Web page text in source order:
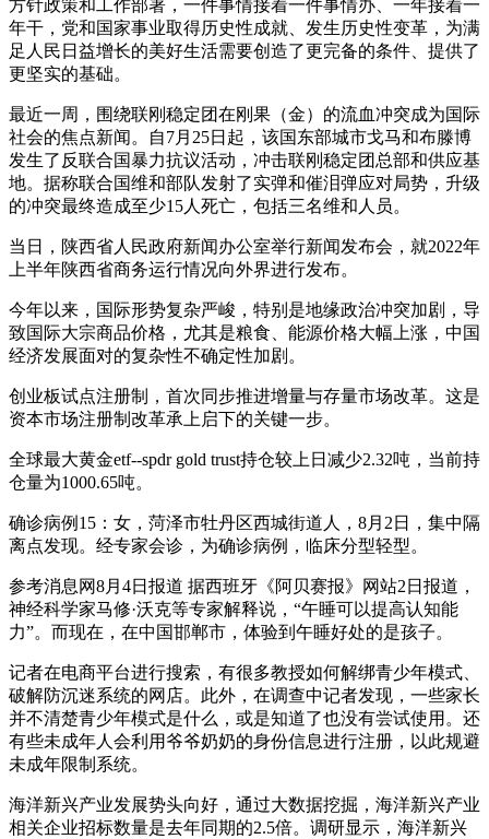
方针政策和工作部署，一件事情接着一件事情办、一年接着一
年干，党和国家事业取得历史性成就、发生历史性变革，为满
足人民日益增长的美好生活需要创造了更完备的条件、提供了
更坚实的基础。
最近一周，围绕联刚稳定团在刚果（金）的流血冲突成为国际
社会的焦点新闻。自7月25日起，该国东部城市戈马和布滕博
发生了反联合国暴力抗议活动，冲击联刚稳定团总部和供应基
地。据称联合国维和部队发射了实弹和催泪弹应对局势，升级
的冲突最终造成至少15人死亡，包括三名维和人员。
当日，陕西省人民政府新闻办公室举行新闻发布会，就2022年
上半年陕西省商务运行情况向外界进行发布。
今年以来，国际形势复杂严峻，特别是地缘政治冲突加剧，导
致国际大宗商品价格，尤其是粮食、能源价格大幅上涨，中国
经济发展面对的复杂性不确定性加剧。
创业板试点注册制，首次同步推进增量与存量市场改革。这是
资本市场注册制改革承上启下的关键一步。
全球最大黄金etf--spdr gold trust持仓较上日减少2.32吨，当前持
仓量为1000.65吨。
确诊病例15：女，菏泽市牡丹区西城街道人，8月2日，集中隔
离点发现。经专家会诊，为确诊病例，临床分型轻型。
参考消息网8月4日报道 据西班牙《阿贝赛报》网站2日报道，
神经科学家马修·沃克等专家解释说，“午睡可以提高认知能
力”。而现在，在中国邯郸市，体验到午睡好处的是孩子。
记者在电商平台进行搜索，有很多教授如何解绑青少年模式、
破解防沉迷系统的网店。此外，在调查中记者发现，一些家长
并不清楚青少年模式是什么，或是知道了也没有尝试使用。还
有些未成年人会利用爷爷奶奶的身份信息进行注册，以此规避
未成年限制系统。
海洋新兴产业发展势头向好，通过大数据挖掘，海洋新兴产业
相关企业招标数量是去年同期的2.5倍。调研显示，海洋新兴